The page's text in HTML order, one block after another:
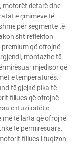
motorët detarë dhe
e çmimeve të
për segmente të
reflekton
premium që ofrojnë
montazhe të
mjedisor që
e temperaturës.
të gjejnë pika të
fillues që ofrojnë
entuziastët e
më të larta që ofrojnë
të përmirësuara.
fillues i fuqizon